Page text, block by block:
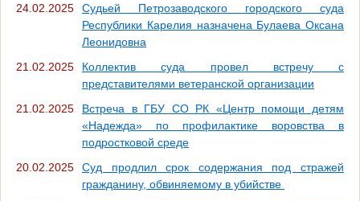
24.02.2025
Судьей Петрозаводского городского суда
Республики Карелия назначена Булаева Оксана
Леонидовна
21.02.2025
Коллектив суда провел встречу с
представителями ветеранской организации
21.02.2025
Встреча в ГБУ СО РК «Центр помощи детям
«Надежда» по профилактике воровства в
подростковой среде
20.02.2025
Суд продлил срок содержания под стражей
гражданину, обвиняемому в убийстве